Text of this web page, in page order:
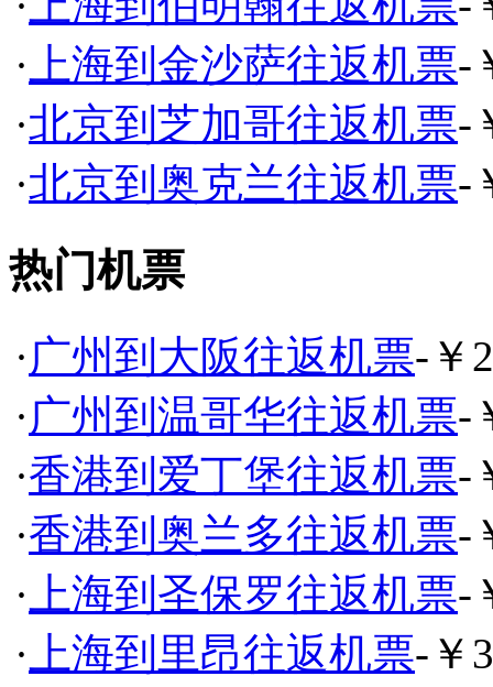
· 上海到金沙萨往返机票-
·北京到芝加哥往返机票-
·北京到奥克兰往返机票-
热门机票
·广州到大阪往返机票-￥
·广州到温哥华往返机票-
·香港到爱丁堡往返机票-
·香港到奥兰多往返机票-
· 上海到圣保罗往返机票-
· 上海到里昂往返机票-￥